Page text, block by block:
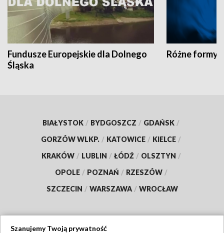
Fundusze Europejskie dla Dolnego
Śląska
Różne formy
BIAŁYSTOK / BYDGOSZCZ / GDAŃSK /
GORZÓW WLKP. / KATOWICE / KIELCE /
KRAKÓW / LUBLIN / ŁÓDŹ / OLSZTYN /
OPOLE / POZNAŃ / RZESZÓW /
SZCZECIN / WARSZAWA / WROCŁAW
Szanujemy Twoją prywatność